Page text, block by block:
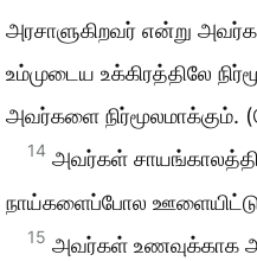
அரசாளுகிறவர் என்று
உம்முடைய உக்கிரத்திலே
அவர்களை நிர்மூலமாக்கும்.
14 அவர்கள்
நாய்களைப்போல ஊளையிட்டு,
15 அவர்கள் உணவுக்காக